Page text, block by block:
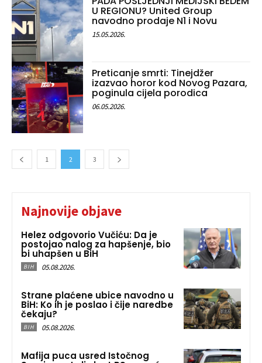
U REGIONU? United Group
navodno prodaje N1 i Novu
15.05.2026.
Preticanje smrti: Tinejdžer
izazvao horor kod Novog Pazara,
poginula cijela porodica
06.05.2026.
1 2 3
Najnovije objave
Helez odgovorio Vučiću: Da je
postojao nalog za hapšenje, bio
bi uhapšen u BiH
BIH 05.08.2026.
Strane plaćene ubice navodno u
BiH: Ko ih je poslao i čije naredbe
čekaju?
BIH 05.08.2026.
Mafija puca usred Istočnog